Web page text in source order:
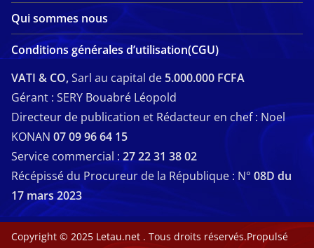
Qui sommes nous
Conditions générales d’utilisation(CGU)
VATI & CO,Sarl au capital de 5.000.000 FCFA
Gérant : SERY Bouabré Léopold
Directeur de publication et Rédacteur en chef : Noel
KONAN 07 09 96 64 15
Service commercial :27 22 31 38 02
Récépissé du Procureur de la République : N° 08D du
17 mars 2023
Copyright © 2025 Letau.net . Tous droits réservés.Propulsé